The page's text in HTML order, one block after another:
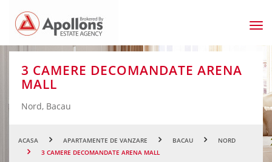
3 CAMERE DECOMANDATE ARENA
MALL
Nord, Bacau
ACASA APARTAMENTE DE VANZARE BACAU
NORD
3 CAMERE DECOMANDATE ARENA MALL